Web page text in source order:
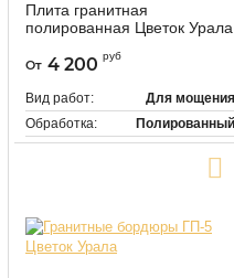
Плита гранитная
полированная Цветок Урала
118480
От 4 200 руб
Вид работ:
Для мощения
Обработка:
Полированный